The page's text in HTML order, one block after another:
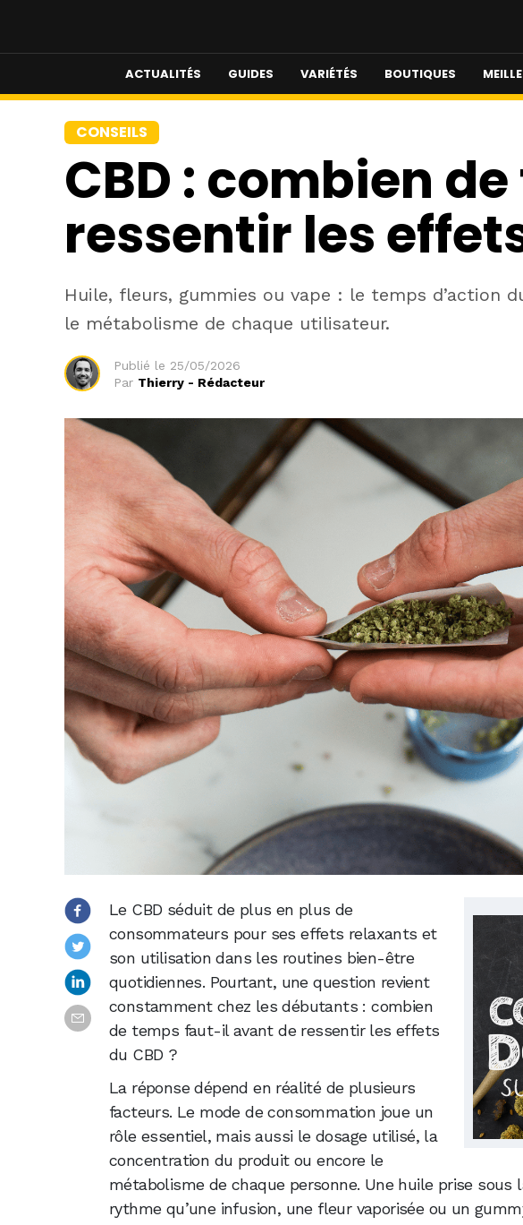
ACTUALITÉS GUIDES VARIÉTÉS BOUTIQUES
CONSEILS
CBD : combien
ressentir les
Huile, fleurs, gummies ou vape : le temps d’action
le métabolisme de chaque utilisateur.
Publié le 25/05/2026
Par Thierry - Rédacteur
Le CBD séduit de plus en plus de
consommateurs pour ses effets relaxants et
son utilisation dans les routines bien-être
quotidiennes. Pourtant, une question revient
constamment chez les débutants : combien
de temps faut-il avant de ressentir les effets
du CBD ?
La réponse dépend en réalité de plusieurs
facteurs. Le mode de consommation joue un
rôle essentiel, mais aussi le dosage utilisé, la
concentration du produit ou encore le
métabolisme de chaque personne. Une huile prise sous
rythme qu’une infusion, une fleur vaporisée ou un